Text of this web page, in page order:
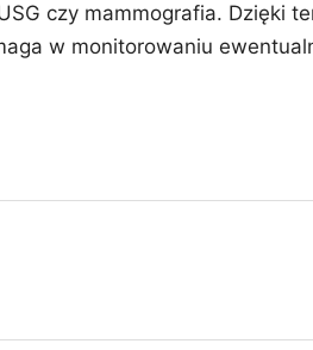
czy mammografia. Dzięki
w monitorowaniu